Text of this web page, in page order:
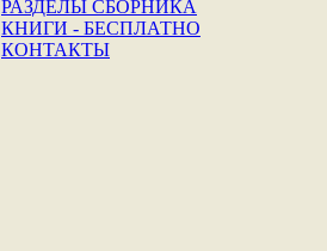
РАЗДЕЛЫ СБОРНИКА
КНИГИ - БЕСПЛАТНО
КОНТАКТЫ